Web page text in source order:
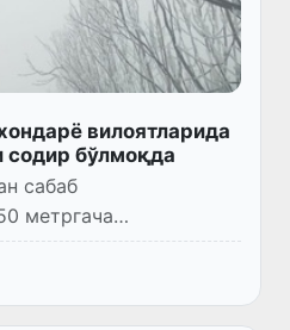
вилоятларида
содир бўлмоқда
сабаб
метргача
0
кузатилади.